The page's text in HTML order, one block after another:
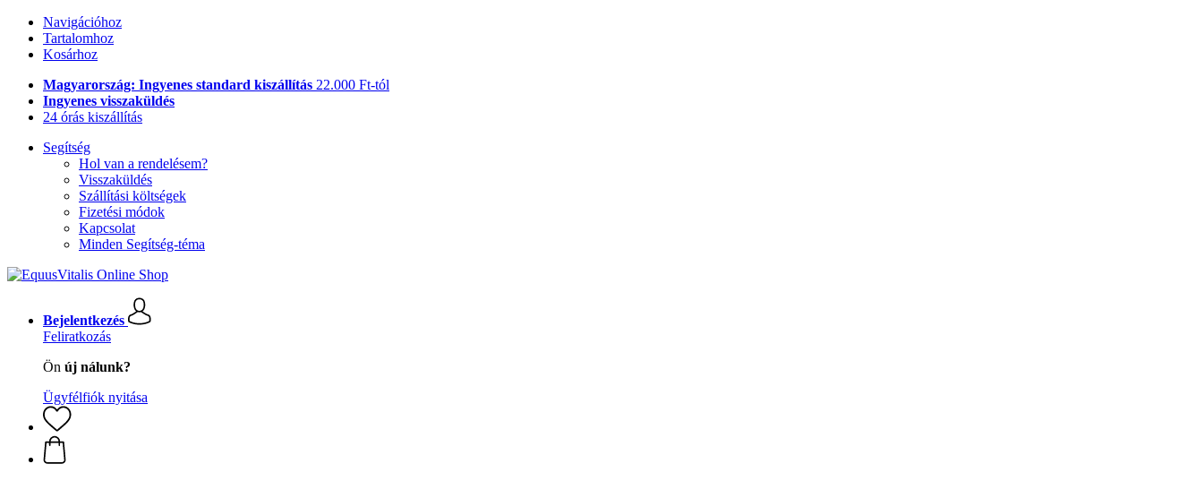
Navigációhoz
Tartalomhoz
Kosárhoz
Magyarország: Ingyenes standard kiszállítás 22.000 Ft-tól
Ingyenes visszaküldés
24 órás kiszállítás
Segítség
Hol van a rendelésem?
Visszaküldés
Szállítási költségek
Fizetési módok
Kapcsolat
Minden Segítség-téma
Bejelentkezés
Feliratkozás
Ön új nálunk?
Ügyfélfiók nyitása